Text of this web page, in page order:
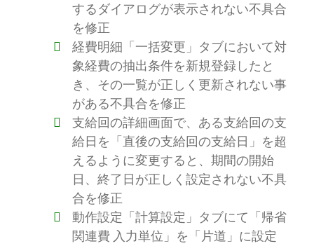
するダイアログが表示されない不具合
を修正
経費明細「一括変更」タブにおいて対
象経費の抽出条件を新規登録したと
き、その一覧が正しく更新されない事
がある不具合を修正
支給回の詳細画面で、ある支給回の支
給日を「直後の支給回の支給日」を超
えるように変更すると、期間の開始
日、終了日が正しく設定されない不具
合を修正
動作設定「計算設定」タブにて「帰省
関連費 入力単位」を「片道」に設定